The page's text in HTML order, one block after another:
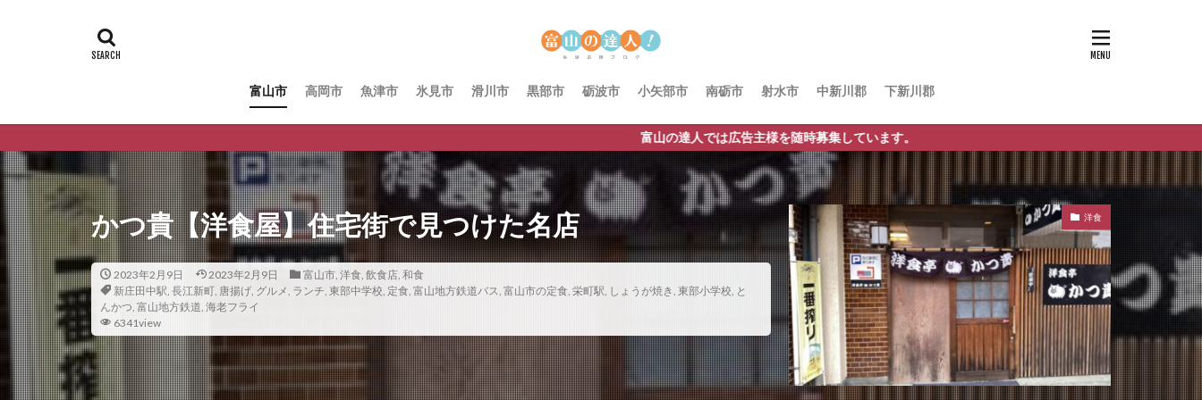
富山市 高岡市 魚津市 氷見市 滑川市 黒部市 砺波市 小矢部市 南砺市 射水市 中新川郡 下新川郡
富山の達人では広告主様を随時募集しています。
かつ貴【洋食屋】住宅街で見つけた名店
2023年2月9日 2023年2月9日 富山市, 洋食, 飲食店, 和食
新庄田中駅, 長江新町, 唐揚げ, グルメ, ランチ, 東部中学校, 定食, 富山地方鉄道バス, 富山市の定食, 栄町駅, しょうが焼き, 東部小学校, と
んかつ, 富山地方鉄道, 海老フライ
6341view
洋食